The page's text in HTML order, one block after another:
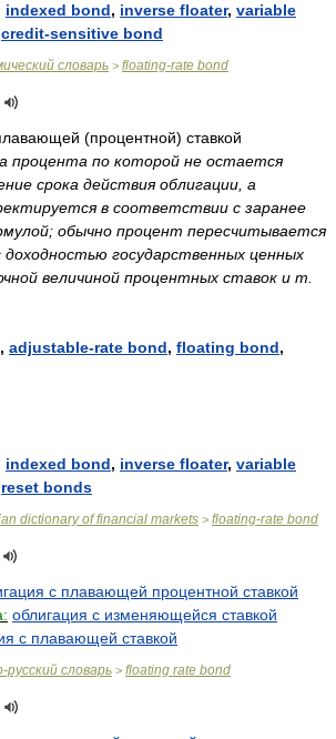
indexed bond, inverse floater, variable
credit-sensitive bond
словарь > floating-rate bond
(процентной) ставкой
процента по которой не остается
срока действия облигации, а
в соответствии с заранее
обычно процент пересчитывается
государственных ценных
величиной процентных ставок и т.
, adjustable-rate bond, floating bond,
indexed bond, inverse floater, variable
reset bonds
dictionary of financial markets > floating-rate bond
с плавающей процентной ставкой
облигация с изменяющейся ставкой
с плавающей ставкой
словарь > floating rate bond